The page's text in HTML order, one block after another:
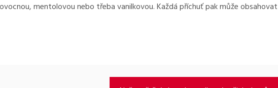
mentolovou nebo třeba vanilkovou. Každá příchuť pak může obsahovat